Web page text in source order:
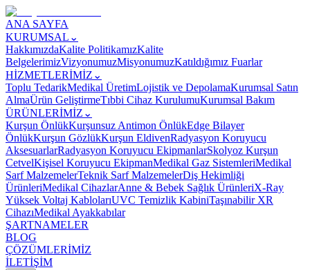
ANA SAYFA
KURUMSAL ⌄
HakkımızdaKalite PolitikamızKalite
BelgelerimizVizyonumuzMisyonumuzKatıldığımız Fuarlar
HİZMETLERİMİZ ⌄
Toplu TedarikMedikal ÜretimLojistik ve DepolamaKurumsal Satın
AlmaÜrün GeliştirmeTıbbi Cihaz KurulumuKurumsal Bakım
ÜRÜNLERİMİZ ⌄
Kurşun ÖnlükKurşunsuz Antimon ÖnlükEdge Bilayer
ÖnlükKurşun GözlükKurşun EldivenRadyasyon Koruyucu
AksesuarlarRadyasyon Koruyucu EkipmanlarSkolyoz Kurşun
CetvelKişisel Koruyucu EkipmanMedikal Gaz SistemleriMedikal
Sarf MalzemelerTeknik Sarf MalzemelerDiş Hekimliği
ÜrünleriMedikal CihazlarAnne & Bebek Sağlık ÜrünleriX-Ray
Yüksek Voltaj KablolarıUVC Temizlik KabiniTaşınabilir XR
CihazıMedikal Ayakkabılar
ŞARTNAMELER
BLOG
ÇÖZÜMLERİMİZ
İLETİŞİM